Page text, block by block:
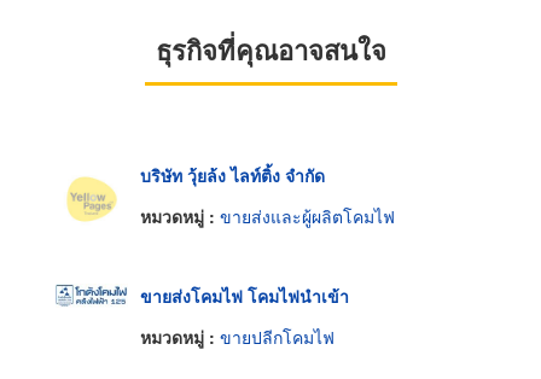
ธุรกิจที่คุณอาจสนใจ
บริษัท วุ้ยล้ง ไลท์ติ้ง จำกัด
หมวดหมู่ : ขายส่งและผู้ผลิตโคมไฟ
ขายส่งโคมไฟ โคมไฟนำเข้า
หมวดหมู่ : ขายปลีกโคมไฟ